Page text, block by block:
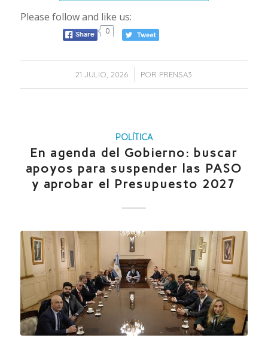
Please follow and like us:
0
21 JULIO, 2026
/ POR PRENSA3
POLÍTICA
En agenda del Gobierno: buscar
apoyos para suspender las PASO
y aprobar el Presupuesto 2027